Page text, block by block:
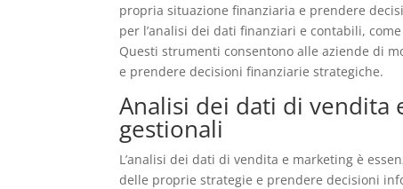
propria situazione finanziaria e prendere
per l’analisi dei dati finanziari e contabili,
Questi strumenti consentono alle aziende di
e prendere decisioni finanziarie strategiche.
Analisi dei dati di vendita
gestionali
L’analisi dei dati di vendita e marketing è
delle proprie strategie e prendere decisioni